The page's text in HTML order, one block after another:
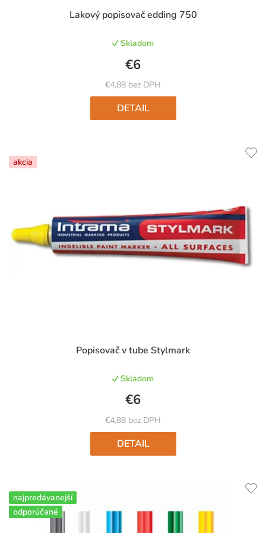
Lakový popisovač edding 750
hodnotenie
je
5,0
z
5
hviezdičiek.
Skladom
€4,88 bez DPH
€6
DETAIL
akcia
Popisovač v tube Stylmark
hodnotenie
je
5,0
z
5
hviezdičiek.
Skladom
€4,88 bez DPH
€6
DETAIL
najpredávanejší
odporúčané